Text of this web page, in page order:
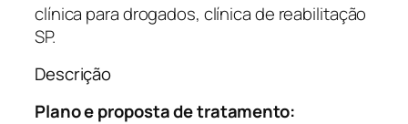
clínica para drogados, clínica de reabilitação
SP.
Descrição
Plano e proposta de tratamento: